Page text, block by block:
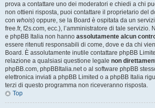
prova a contattare uno dei moderatori e chiedi a chi
non ottieni risposta, puoi contattare il proprietario del
con whois) oppure, se la Board è ospitata da un
free.fr, f2s.com, ecc.), l’amministratore di tale servizio.
e phpBB Italia non hanno assolutamente alcun
essere ritenuti responsabili di come, dove e da chi
Board. È assolutamente inutile contattare phpBB
relazione a qualsiasi questione legale non
phpBB.com, phpBBItalia.net o al software phpBB
elettronica inviati a phpBB Limited o a phpBB Italia
terzi di questo programma non riceveranno risposta.
Top